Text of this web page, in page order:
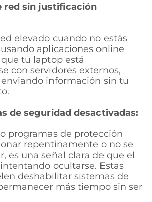
red sin justificación
elevado cuando no estás
aplicaciones online
tu laptop está
con servidores externos,
información sin tu
de seguridad desactivadas:
programas de protección
repentinamente o no se
es una señal clara de que el
ocultarse. Estas
deshabilitar sistemas de
más tiempo sin ser